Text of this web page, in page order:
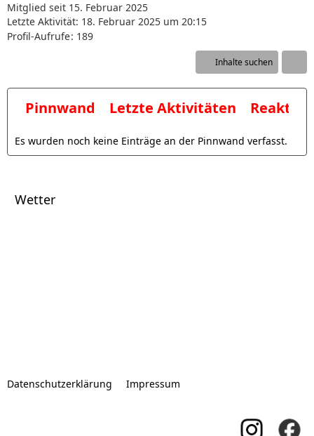
Mitglied seit 15. Februar 2025
Letzte Aktivität: 18. Februar 2025 um 20:15
Profil-Aufrufe 189
Inhalte suchen
Pinnwand Letzte Aktivitäten
Es wurden noch keine Einträge an der Pinnwand verfasst.
Wetter
Datenschutzerklärung Impressum